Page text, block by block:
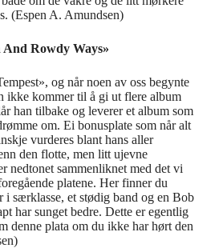
(Espen A. Amundsen)
Rowdy Ways»
og når noen av oss begynte
ikke kommer til å gi ut flere album
han tilbake og leverer et album som
om. Ei bonusplate som når alt
vurderes blant hans aller
den flotte, men litt ujevne
nedtonet sammenliknet med det vi
platene. Her finner du
i særklasse, et stødig band og en Bob
har sunget bedre. Dette er egentlig
denne plata om du ikke har hørt den